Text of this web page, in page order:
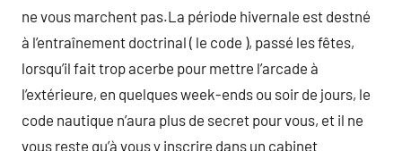
ne vous marchent pas.La période hivernale est destné
à l’entraînement doctrinal ( le code ), passé les fêtes,
lorsqu’il fait trop acerbe pour mettre l’arcade à
l’extérieure, en quelques week-ends ou soir de jours, le
code nautique n’aura plus de secret pour vous, et il ne
vous reste qu’à vous y inscrire dans un cabinet